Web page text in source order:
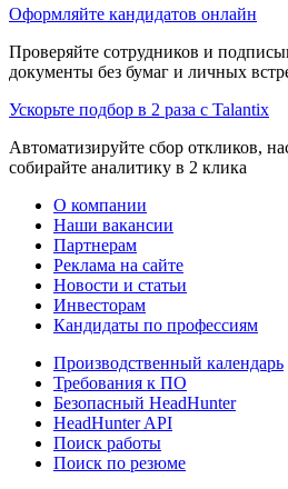
Оформляйте кандидатов онлайн
Проверяйте сотрудников и
документы без бумаг и личных
Ускорьте подбор в 2 раза с Talantix
Автоматизируйте сбор откликов,
собирайте аналитику в 2 клика
О компании
Наши вакансии
Партнерам
Реклама на сайте
Новости и статьи
Инвесторам
Кандидаты по профессиям
Производственный календарь
Требования к ПО
Безопасный HeadHunter
HeadHunter API
Поиск работы
Поиск по резюме